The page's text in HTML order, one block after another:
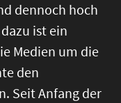
dennoch hoch
ist ein
Medien um die
den
Seit Anfang der